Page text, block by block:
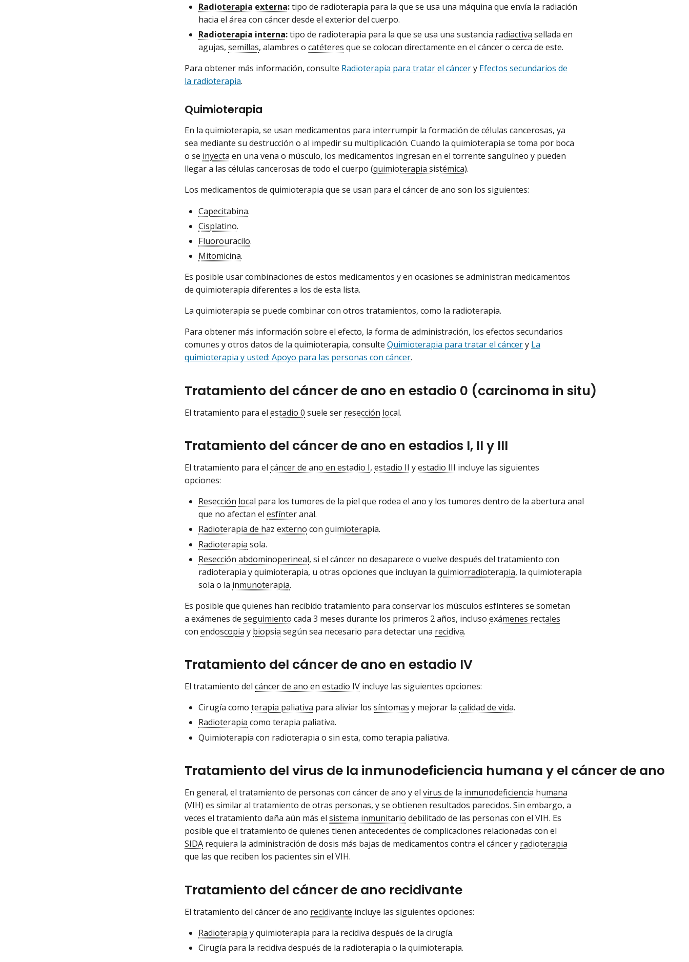
Radioterapia externa:tipo de radioterapia para la que se usa una máquina que envía la radiación
hacia el área con cáncer desde el exterior del cuerpo.
Radioterapia interna:tipo de radioterapia para la que se usa una sustancia radiactiva sellada en
agujas, semillas, alambres o catéteres que se colocan directamente en el cáncer o cerca de este.
Para obtener más información, consulte Radioterapia para tratar el cáncery Efectos secundarios de
la radioterapia.
Quimioterapia
En la quimioterapia, se usan medicamentos para interrumpir la formación de células cancerosas, ya
sea mediante su destrucción o al impedir su multiplicación. Cuando la quimioterapia se toma por boca
o se inyecta en una vena o músculo, los medicamentos ingresan en el torrente sanguíneo y pueden
llegar a las células cancerosas de todo el cuerpo (quimioterapia sistémica).
Los medicamentos de quimioterapia que se usan para el cáncer de ano son los siguientes:
Capecitabina.
Cisplatino.
Fluorouracilo.
Mitomicina.
Es posible usar combinaciones de estos medicamentos y en ocasiones se administran medicamentos
de quimioterapia diferentes a los de esta lista.
La quimioterapia se puede combinar con otros tratamientos, como la radioterapia.
Para obtener más información sobre el efecto, la forma de administración, los efectos secundarios
comunes y otros datos de la quimioterapia, consulte Quimioterapia para tratar el cáncery La
quimioterapia y usted: Apoyo para las personas con cáncer.
Tratamiento del cáncer de ano en estadio 0 (carcinoma in situ)
El tratamiento para el estadio 0 suele ser resección local.
Tratamiento del cáncer de ano en estadios I, II y III
El tratamiento para el cáncer de ano en estadio I, estadio II yestadio III incluye las siguientes
opciones:
Resección local para los tumores de la piel que rodea el ano y los tumores dentro de la abertura anal
que no afectan el esfínteranal.
Radioterapia de haz externo con quimioterapia.
Radioterapia sola.
Resección abdominoperineal, si el cáncer no desaparece o vuelve después del tratamiento con
radioterapia y quimioterapia, u otras opciones que incluyan la quimiorradioterapia, la quimioterapia
sola o la inmunoterapia.
Es posible que quienes han recibido tratamiento para conservar los músculos esfínteres se sometan
a exámenes de seguimiento cada 3 meses durante los primeros 2 años, incluso exámenes rectales
con endoscopia y biopsia según sea necesario para detectar una recidiva.
Tratamiento del cáncer de ano en estadio IV
El tratamiento del cáncer de ano en estadio IV incluye las siguientes opciones:
Cirugía como terapia paliativa para aliviar los síntomas y mejorar la calidad de vida.
Radioterapia como terapia paliativa.
Quimioterapia con radioterapia o sin esta, como terapia paliativa.
Tratamiento del virus de la inmunodeficiencia humana y el cáncer de ano
En general, el tratamiento de personas con cáncer de ano y el virus de la inmunodeficiencia humana
(VIH) es similar al tratamiento de otras personas, y se obtienen resultados parecidos. Sin embargo, a
veces el tratamiento daña aún más el sistema inmunitario debilitado de las personas con el VIH. Es
posible que el tratamiento de quienes tienen antecedentes de complicaciones relacionadas con el
SIDA requiera la administración de dosis más bajas de medicamentos contra el cáncer y radioterapia
que las que reciben los pacientes sin el VIH.
Tratamiento del cáncer de ano recidivante
El tratamiento del cáncer de ano recidivante incluye las siguientes opciones:
Radioterapia y quimioterapia para la recidiva después de la cirugía.
Cirugía para la recidiva después de la radioterapia o la quimioterapia.